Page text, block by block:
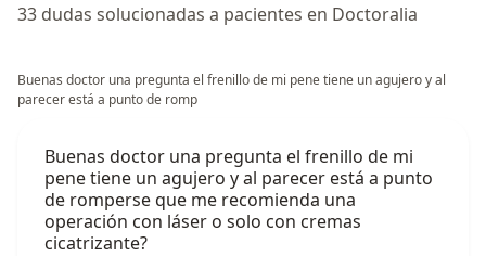
33 dudas solucionadas a pacientes en Doctoralia
Buenas doctor una pregunta el frenillo de mi pene tiene un agujero y al
parecer está a punto de romp
Buenas doctor una pregunta el frenillo de mi
pene tiene un agujero y al parecer está a punto
de romperse que me recomienda una
operación con láser o solo con cremas
cicatrizante?